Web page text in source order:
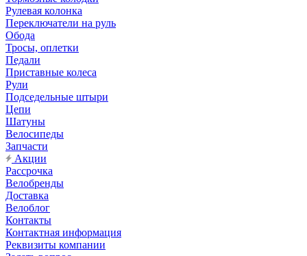
Рулевая колонка
Переключатели на руль
Обода
Тросы, оплетки
Педали
Приставные колеса
Рули
Подседельные штыри
Цепи
Шатуны
Велосипеды
Запчасти
Акции
Рассрочка
Велобренды
Доставка
Велоблог
Контакты
Контактная информация
Реквизиты компании